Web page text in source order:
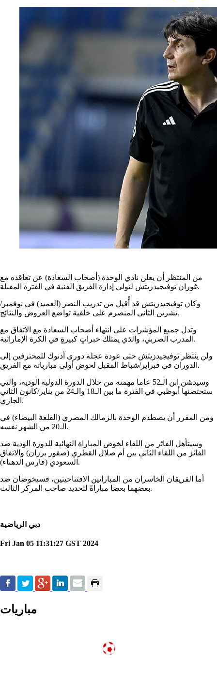
من المنتظر أن يعلن نادي الوحدة (أصحاب السعادة) عن تعاقده مع
غوران توفيجيدزيتش لتولي إدارة الفريق الفنية في الفترة المقبلة.
وكان توفيجيدزيتش قد أُقيل من تدريب النصر (العميد) في نوفمبر/
تشرين الثاني المنصرم على خلفية تواضع العروض والنتائج.
وتدل جميع المؤشرات على انتهاء أصحاب السعادة مع الاتفاق مع
المدرب الصربي، والذي يمتلك خبراتٍ كبيرةٍ في الكرة الإماراتية.
ولن ينتظر توفيجيدزيتش حتى عودة عجلة دوري أدنوك للمحترفين إلى
الدوران في فبراير/شباط المقبل لخوض أولى مبارياته مع الفريق.
وسيدشن ابن الـ52 عاما مهمته من خلال الدورة الدولية الودية، والتي
ستحتضنها أبوظبي في الفترة ما بين الـ18 والـ24 من يناير/كانون الثاني
الجاري.
ومن المقرر أن يصطدم الوحدة بالزمالك المصري (القلعة البيضاء) في
الـ20 من الشهر نفسه.
وسيتأهل الفائز من اللقاء لخوض المباراة النهائية للدورة الودية ضد
الفائز من اللقاء الثاني بين أم صلال القطري (صقور برزان) والاتفاق
السعودي (فارس الدهناء).
أما الفريقان الخاسران من المباراتين الافتتاحيتين، فسيخوضان ضد
بعضهما بعضا مباراةً لتحديد صاحب المركز الثالث.
دبي الرياضية
Fri Jan 05 11:31:27 GST 2024
مباريات